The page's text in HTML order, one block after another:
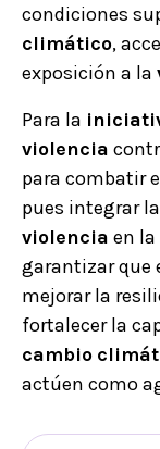
condiciones
climático,
exposición a la
Para la
violencia
para combatir
pues integrar
violencia en
garantizar que
mejorar la
fortalecer la
cambio
actúen como